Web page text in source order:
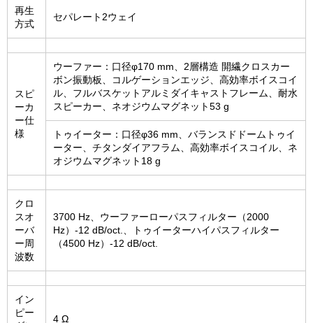
再生
方式
セパレート2ウェイ
スピ
ーカ
ー仕
様
ウーファー：口径φ170 mm、2層構造 開繊クロスカー
ボン振動板、コルゲーションエッジ、高効率ボイスコイ
ル、フルバスケットアルミダイキャストフレーム、耐水
スピーカー、ネオジウムマグネット53 g
トゥイーター：口径φ36 mm、バランスドドームトゥイ
ーター、チタンダイアフラム、高効率ボイスコイル、ネ
オジウムマグネット18 g
クロ
スオ
ーバ
ー周
波数
3700 Hz、ウーファーローパスフィルター（2000
Hz）-12 dB/oct.、トゥイーターハイパスフィルター
（4500 Hz）-12 dB/oct.
イン
ピー
4 Ω